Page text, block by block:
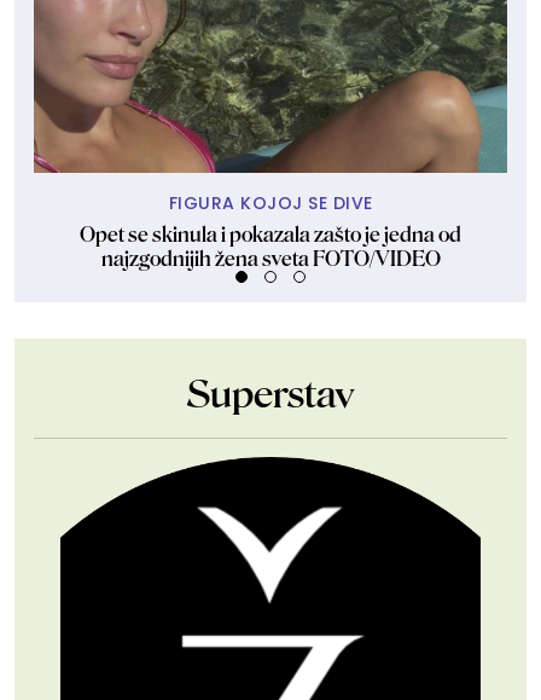
FIGURA KOJOJ SE DIVE
Opet se skinula i pokazala zašto je jedna od
najzgodnijih žena sveta FOTO/VIDEO
Superstav